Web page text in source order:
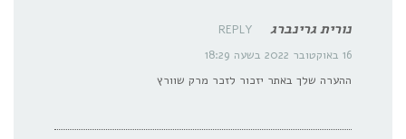
נורית גרינברג
REPLY
16 באוקטובר 2022 בשעה 18:29
ההערה שלך באתר יזכור לזכר מרק שוורץ